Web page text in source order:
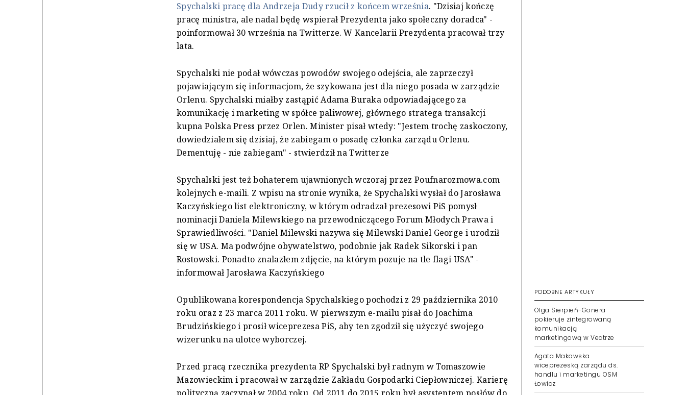
Spychalski pracę dla Andrzeja Dudy rzucił z końcem września. "Dzisiaj kończę
pracę ministra, ale nadal będę wspierał Prezydenta jako społeczny doradca" -
poinformował 30 września na Twitterze. W Kancelarii Prezydenta pracował trzy
lata.
Spychalski nie podał wówczas powodów swojego odejścia, ale zaprzeczył
pojawiającym się informacjom, że szykowana jest dla niego posada w zarządzie
Orlenu. Spychalski miałby zastąpić Adama Buraka odpowiadającego za
komunikację i marketing w spółce paliwowej, głównego stratega transakcji
kupna Polska Press przez Orlen. Minister pisał wtedy: "Jestem trochę zaskoczony,
dowiedziałem się dzisiaj, że zabiegam o posadę członka zarządu Orlenu.
Dementuję - nie zabiegam" - stwierdził na Twitterze
Spychalski jest też bohaterem ujawnionych wczoraj przez Poufnarozmowa.com
kolejnych e-maili. Z wpisu na stronie wynika, że Spychalski wysłał do Jarosława
Kaczyńskiego list elektroniczny, w którym odradzał prezesowi PiS pomysł
nominacji Daniela Milewskiego na przewodniczącego Forum Młodych Prawa i
Sprawiedliwości. "Daniel Milewski nazywa się Milewski Daniel George i urodził
się w USA. Ma podwójne obywatelstwo, podobnie jak Radek Sikorski i pan
Rostowski. Ponadto znalazłem zdjęcie, na którym pozuje na tle flagi USA" -
informował Jarosława Kaczyńskiego
Opublikowana korespondencja Spychalskiego pochodzi z 29 października 2010
roku oraz z 23 marca 2011 roku. W pierwszym e-mailu pisał do Joachima
Brudzińskiego i prosił wiceprezesa PiS, aby ten zgodził się użyczyć swojego
wizerunku na ulotce wyborczej.
Przed pracą rzecznika prezydenta RP Spychalski był radnym w Tomaszowie
Mazowieckim i pracował w zarządzie Zakładu Gospodarki Ciepłowniczej. Karierę
PODOBNE ARTYKUŁY
Olga Sierpień-Gonera
pokieruje zintegrowaną
komunikacją
marketingową w Vectrze
Agata Makowska
wiceprezeską zarządu ds.
handlu i marketingu OSM
Łowicz